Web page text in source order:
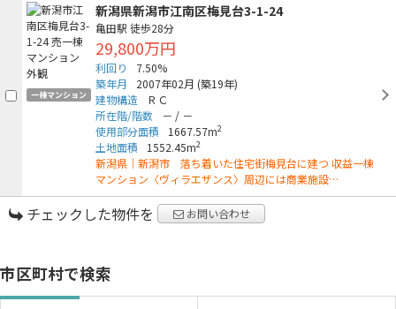
一棟マンション
新潟県新潟市江南区梅見台3-1-24
亀田駅 徒歩28分
29,800万円
利回り
7.50%
築年月
2007年02月 (築19年)
建物構造
ＲＣ
所在階/階数
－ / －
使用部分面積
1667.57m2
土地面積 1552.45m2
新潟県｜新潟市 落ち着いた住宅街梅見台に建つ 収益一棟
マンション〈ヴィラエザンス〉周辺には商業施設…
チェックした物件を お問い合わせ
市区町村で検索